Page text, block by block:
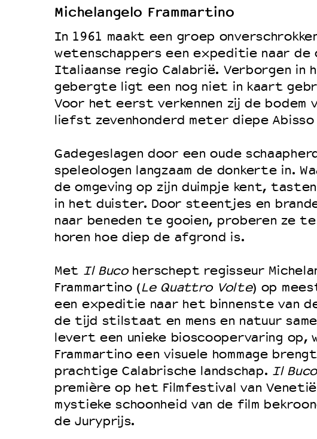
Duurzaamheid
Culturele boycot Israël
Ruimte voor artistieke vrijheid – VNPF
Michelangelo Frammartino
In 1961 maakt een groep
wetenschappers een expeditie naar de
Italiaanse regio Calabrië. Verborgen in
gebergte ligt een nog niet in kaart
Voor het eerst verkennen zij de bodem
liefst zevenhonderd meter diepe
Gadegeslagen door een oude
speleologen langzaam de donkerte in.
de omgeving op zijn duimpje kent,
in het duister. Door steentjes en
naar beneden te gooien, proberen ze te
horen hoe diep de afgrond is.
Met Il Bucoherschept regisseur
Frammartino (Le Quattro Volte) op
een expeditie naar het binnenste van
de tijd stilstaat en mens en natuur
levert een unieke bioscoopervaring op,
Frammartino een visuele hommage
prachtige Calabrische landschap. Il Buco
première op het Filmfestival van
mystieke schoonheid van de film
de Juryprijs.